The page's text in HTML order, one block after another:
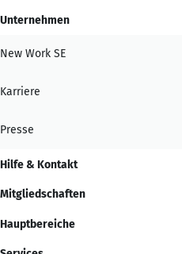
Unternehmen
New Work SE
Karriere
Presse
Hilfe & Kontakt
Mitgliedschaften
Hauptbereiche